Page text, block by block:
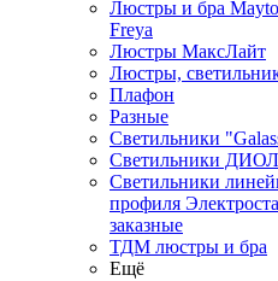
Люстры и бра
Freya
Люстры МаксЛайт
Люстры,
Плафон
Разные
Светильники
Светильники
Светильники
профиля
заказные
ТДМ люстры и бра
Ещё